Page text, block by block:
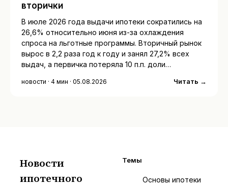
вторички
В июле 2026 года выдачи ипотеки сократились на
26,6% относительно июня из-за охлаждения
спроса на льготные программы. Вторичный рынок
вырос в 2,2 раза год к году и занял 27,2% всех
выдач, а первичка потеряла 10 п.п. доли…
новости · 4 мин · 05.08.2026 Читать →
Новости
ипотечного
Темы
Основы ипотеки